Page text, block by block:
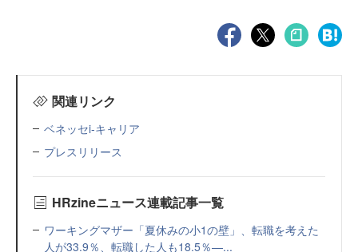
関連リンク
ベネッセi-キャリア
プレスリリース
HRzineニュース連載記事一覧
ワーキングマザー「夏休みの小1の壁」、転職を考えた
人が33.9％、転職した人も18.5％—...